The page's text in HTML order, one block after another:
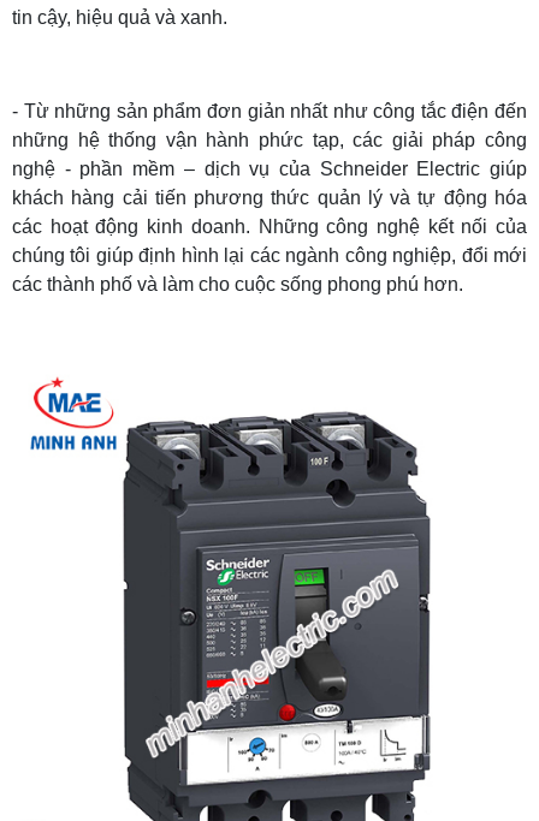
tin cậy, hiệu quả và xanh.
- Từ những sản phẩm đơn giản nhất như công tắc điện đến
những hệ thống vận hành phức tạp, các giải pháp công
nghệ - phần mềm – dịch vụ của Schneider Electric giúp
khách hàng cải tiến phương thức quản lý và tự động hóa
các hoạt động kinh doanh. Những công nghệ kết nối của
chúng tôi giúp định hình lại các ngành công nghiệp, đổi mới
các thành phố và làm cho cuộc sống phong phú hơn.